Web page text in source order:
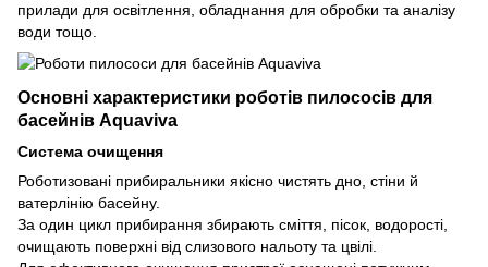
прилади для освітлення, обладнання для обробки та аналізу
води тощо.
Основні характеристики роботів пилососів для
басейнів Aquaviva
Система очищення
Роботизовані прибиральники якісно чистять дно, стіни й
ватерлінію басейну.
За один цикл прибирання збирають сміття, пісок, водорості,
очищають поверхні від слизового нальоту та цвілі.